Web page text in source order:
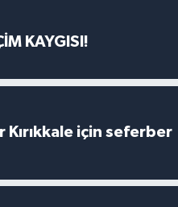
KAYGISI!
Kırıkkale için seferber